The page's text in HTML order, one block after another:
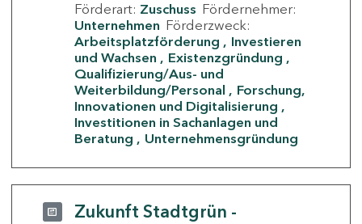
Förderart: Zuschuss Fördernehmer:
Unternehmen Förderzweck:
Arbeitsplatzförderung
Investieren
und Wachsen
Existenzgründung
Qualifizierung/Aus- und
Weiterbildung/Personal
Forschung,
Innovationen und Digitalisierung
Investitionen in Sachanlagen und
Beratung
Unternehmensgründung
Zukunft Stadtgrün -